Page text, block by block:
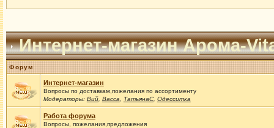
Интернет-магазин Арома-
Форум
Интернет-магазин
Вопросы по доставкам,пожелания по ассортименту
Модераторы: Вий, Васса ТатьянаС, Одесситка
Работа форума
Вопросы, пожелания,предложения